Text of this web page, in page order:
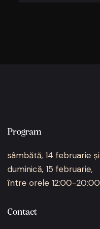
Program
sâmbătă, 14 februarie și
duminică, 15 februarie,
între orele 12:00-20:00
Contact